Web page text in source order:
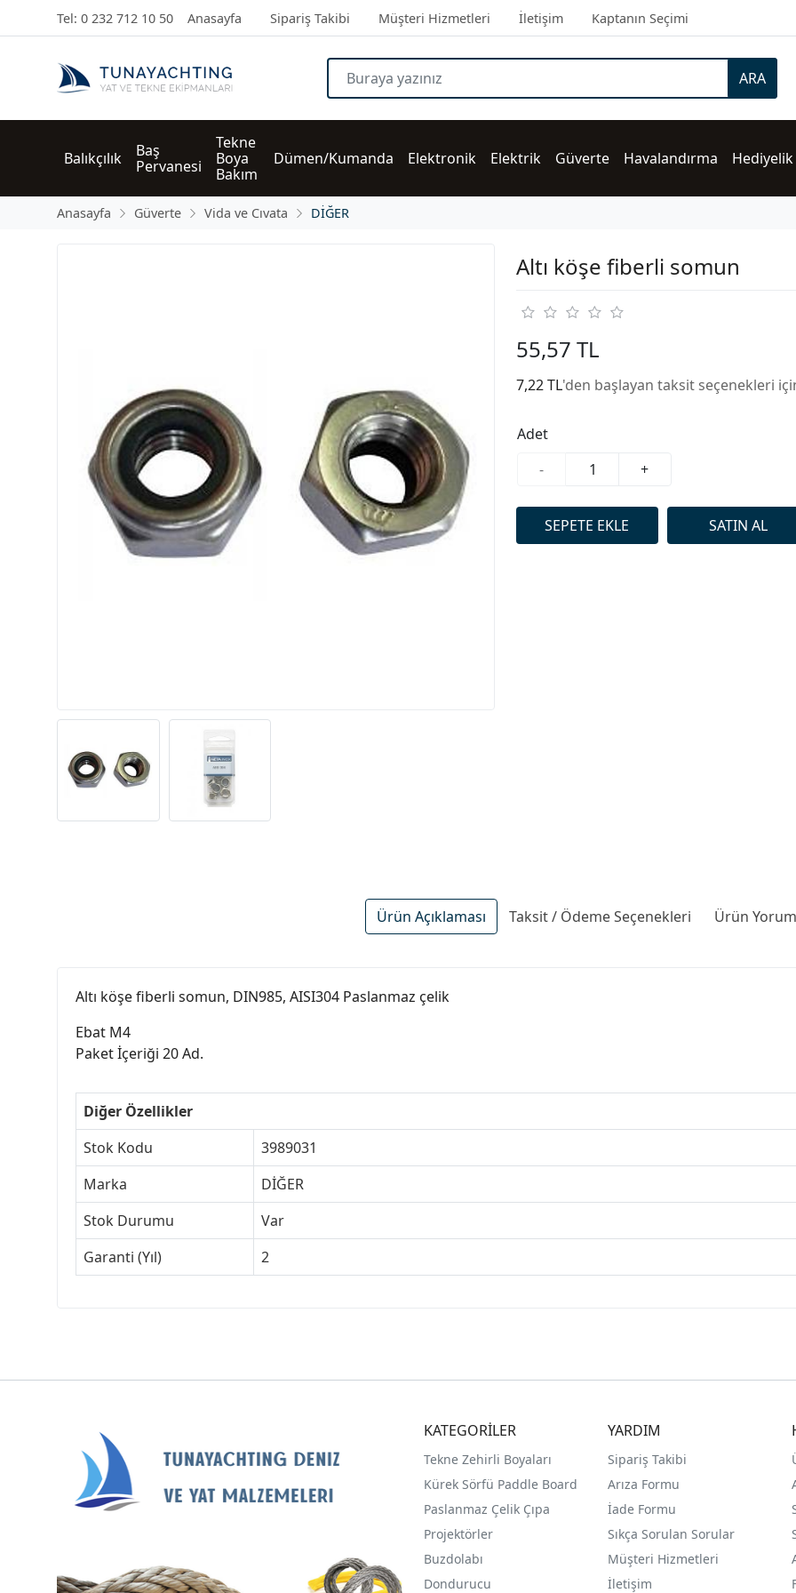
Tel: 0 232 712 10 50 Anasayfa Sipariş Takibi Müşteri Hizmetleri İletişim Kaptanın Seçimi
ARA
Balıkçılık
Baş
Pervanesi
Tekne
Boya
Bakım
Dümen/Kumanda Elektronik Elektrik Güverte Havalandırma Hediyelik
Anasayfa Güverte Vida ve Cıvata DİĞER
Altı köşe fiberli somun
55,57 TL
7,22 TL'den başlayan taksit seçenekleri
Adet
-
+
Ürün Açıklaması Taksit / Ödeme Seçenekleri Ürün
Altı köşe fiberli somun, DIN985, AISI304 Paslanmaz çelik
Ebat M4
Paket İçeriği 20 Ad.
Diğer Özellikler
Stok Kodu
3989031
Marka
DİĞER
Stok Durumu
Var
Garanti (Yıl)
2
KATEGORİLER
Tekne Zehirli Boyaları
Kürek Sörfü Paddle Board
Paslanmaz Çelik Çıpa
Projektörler
Buzdolabı
Dondurucu
YARDIM
Sipariş Takibi
Arıza Formu
İade Formu
Sıkça Sorulan Sorular
Müşteri Hizmetleri
İletişim